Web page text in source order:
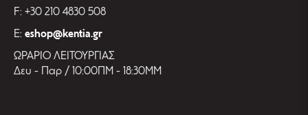
F: +30 210 4830 508
E: eshop@kentia.gr
ΩΡΑΡΙΟ ΛΕΙΤΟΥΡΓΙΑΣ
Δευ - Παρ / 10:00ΠΜ - 18:30ΜΜ